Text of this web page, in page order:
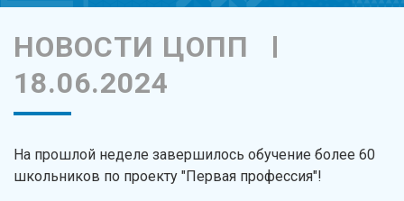
НОВОСТИ ЦОПП
18.06.2024
На прошлой неделе завершилось обучение более 60
школьников по проекту "Первая профессия"!